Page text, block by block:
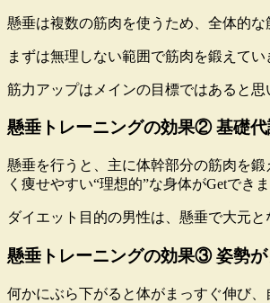
懸垂は複数の筋肉を使うため、全体的
まずは無理しない範囲で筋肉を鍛えて
筋力アップはメインの目標ではあると
懸垂トレーニングの効果② 基礎代
懸垂を行うと、主に体幹部分の筋肉を
く痩せやすい“理想的”な身体がGetできま
ダイエット目的の男性は、懸垂で大元
懸垂トレーニングの効果③ 姿勢が
何かにぶら下がると体がまっすぐ伸び